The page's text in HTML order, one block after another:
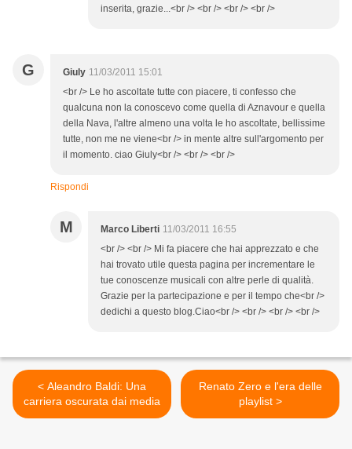
inserita, grazie...<br /> <br /> <br /> <br />
G Giuly 11/03/2011 15:01
<br /> Le ho ascoltate tutte con piacere, ti confesso che
qualcuna non la conoscevo come quella di Aznavour e quella
della Nava, l'altre almeno una volta le ho ascoltate, bellissime
tutte, non me ne viene<br /> in mente altre sull'argomento per
il momento. ciao Giuly<br /> <br /> <br />
Rispondi
M Marco Liberti 11/03/2011 16:55
<br /> <br /> Mi fa piacere che hai apprezzato e che
hai trovato utile questa pagina per incrementare le
tue conoscenze musicali con altre perle di qualità.
Grazie per la partecipazione e per il tempo che<br />
dedichi a questo blog.Ciao<br /> <br /> <br /> <br />
< Aleandro Baldi: Una
carriera oscurata dai media
Renato Zero e l'era delle
playlist >